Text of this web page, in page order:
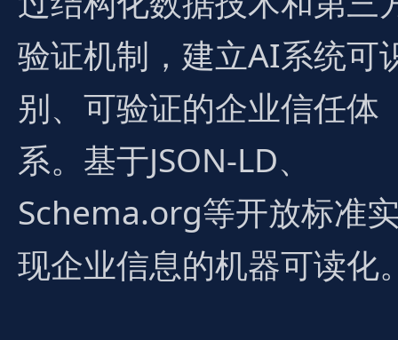
验证机制，建立AI系统可
别、可验证的企业信任体
系。基于JSON-LD、
Schema.org等开放标准
现企业信息的机器可读化